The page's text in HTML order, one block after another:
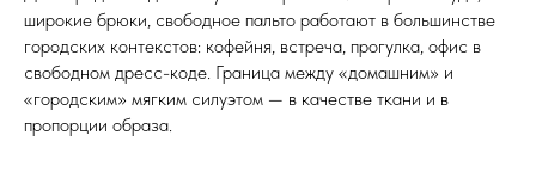
широкие брюки, свободное пальто работают в большинстве
городских контекстов: кофейня, встреча, прогулка, офис в
свободном дресс-коде. Граница между «домашним» и
«городским» мягким силуэтом — в качестве ткани и в
пропорции образа.